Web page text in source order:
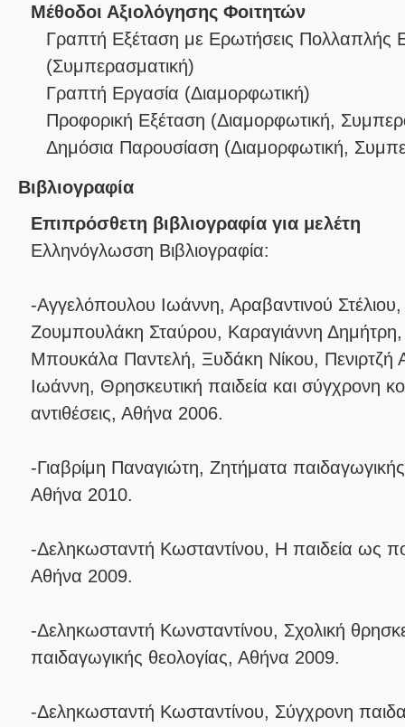
Μέθοδοι Αξιολόγησης Φοιτητών
Γραπτή Εξέταση με Ερωτήσεις Πολλαπλής
(Συμπερασματική)
Γραπτή Εργασία (Διαμορφωτική)
Προφορική Εξέταση (Διαμορφωτική,
Δημόσια Παρουσίαση (Διαμορφωτική,
Βιβλιογραφία
Επιπρόσθετη βιβλιογραφία για μελέτη
Ελληνόγλωσση Βιβλιογραφία:
-Αγγελόπουλου Ιωάννη, Αραβαντινού
Ζουμπουλάκη Σταύρου, Καραγιάννη
Μπουκάλα Παντελή, Ξυδάκη Νίκου, Πενιρτζή
Ιωάννη, Θρησκευτική παιδεία και σύγχρονη
αντιθέσεις, Αθήνα 2006.
-Γιαβρίμη Παναγιώτη, Ζητήματα
Αθήνα 2010.
-Δεληκωσταντή Κωσταντίνου, Η παιδεία ως
Αθήνα 2009.
-Δεληκωσταντή Κωνσταντίνου, Σχολική
παιδαγωγικής θεολογίας, Αθήνα 2009.
-Δεληκωσταντή Κωσταντίνου, Σύγχρονη